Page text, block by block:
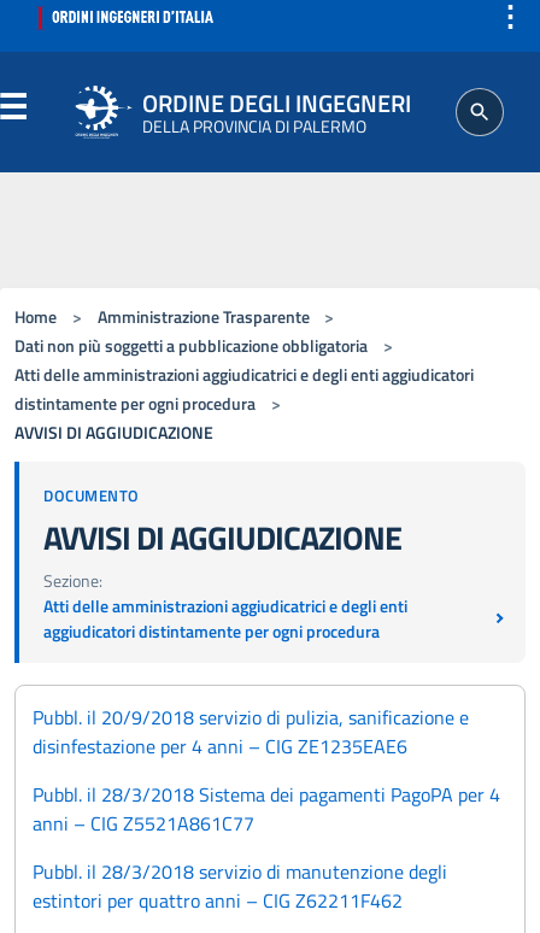
⋮
ORDINE DEGLI INGEGNERI
DELLA PROVINCIA DI PALERMO
ISCRITTO
PROFESSIONE
Home > Amministrazione Trasparente
>
Dati non più soggetti a pubblicazione obbligatoria
>
Atti delle amministrazioni aggiudicatrici e degli enti aggiudicatori
distintamente per ogni procedura
>
AVVISI DI AGGIUDICAZIONE
DOCUMENTO
AVVISI DI AGGIUDICAZIONE
Sezione:
Atti delle amministrazioni aggiudicatrici e degli enti
aggiudicatori distintamente per ogni procedura
Pubbl. il 20/9/2018 servizio di pulizia, sanificazione e
disinfestazione per 4 anni – CIG ZE1235EAE6
Pubbl. il 28/3/2018 Sistema dei pagamenti PagoPA per 4
anni – CIG Z5521A861C77
Pubbl. il 28/3/2018 servizio di manutenzione degli
estintori per quattro anni – CIG Z62211F462